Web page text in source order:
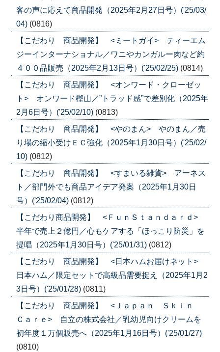
客の声に応えて商品開発（2025年2月27日号）('25/03/
04) (0816)
【こだわり 商品開発】 <ミートガイ> ティーエム
ジーインターナショナル／ワニやカンガルー肉など約
４００品販売（2025年2月13日号）('25/02/25) (0814)
【こだわり 商品開発】 <オンワード・クローゼッ
ト> オンワード樫山／”トラッド感”で差別化（2025年
2月6日号）('25/02/10) (0813)
【こだわり 商品開発】 <やのまん> やのまん／売
り場の縮小受けＥＣ強化（2025年1月30日号）('25/02/
10) (0812)
【こだわり 商品開発】 <すまいる雑貨> アーネス
ト／部門外でも商品アイデア発案（2025年1月30日
号）('25/02/04) (0812)
【こだわり商品開発】 <ＦｕｎＳｔａｎｄａｒｄ>
半年で売上２億円／心もケアする「ほっこり防災」を
提唱（2025年1月30日号）('25/01/31) (0812)
【こだわり 商品開発】 <日本ハムお届けネット>
日本ハム／限定セットで高級品需要捉え（2025年1月2
3日号）('25/01/28) (0811)
【こだわり 商品開発】 <Ｊａｐａｎ Ｓｋｉｎ
Ｃａｒｅ> 自立の株式会社／乳幼児向けクリームを
初年度１万個販売へ（2025年1月16日号）('25/01/27)
(0810)